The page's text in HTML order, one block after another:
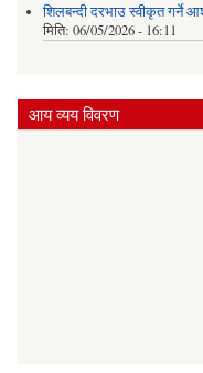
शिलबन्दी दरभाउ स्वीकृत गर्ने
मिति: 06/05/2026 - 16:11
आय व्यय विवरण